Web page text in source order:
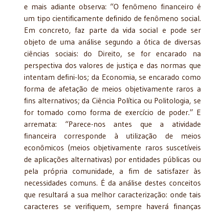
e mais adiante observa: “O fenômeno financeiro é
um tipo cientificamente definido de fenômeno social.
Em concreto, faz parte da vida social e pode ser
objeto de uma análise segundo a ótica de diversas
ciências sociais: do Direito, se for encarado na
perspectiva dos valores de justiça e das normas que
intentam defini-los; da Economia, se encarado como
forma de afetação de meios objetivamente raros a
fins alternativos; da Ciência Política ou Politologia, se
for tomado como forma de exercício de poder.” E
arremata: “Parece-nos antes que a atividade
financeira corresponde à utilização de meios
econômicos (meios objetivamente raros suscetíveis
de aplicações alternativas) por entidades públicas ou
pela própria comunidade, a fim de satisfazer às
necessidades comuns. É da análise destes conceitos
que resultará a sua melhor caracterização: onde tais
caracteres se verifiquem, sempre haverá finanças